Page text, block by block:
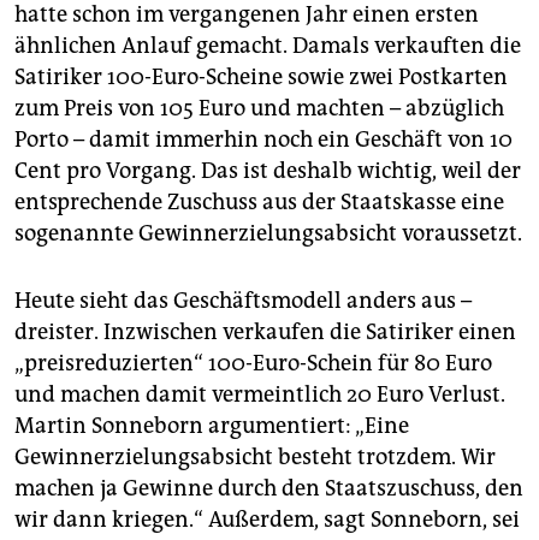
hatte schon im vergangenen Jahr einen ersten
ähnlichen Anlauf gemacht. Damals verkauften die
Satiriker 100-Euro-Scheine sowie zwei Postkarten
zum Preis von 105 Euro und machten – abzüglich
Porto – damit immerhin noch ein Geschäft von 10
Cent pro Vorgang. Das ist deshalb wichtig, weil der
entsprechende Zuschuss aus der Staatskasse eine
sogenannte Gewinnerzielungsabsicht voraussetzt.
Heute sieht das Geschäftsmodell anders aus –
dreister. Inzwischen verkaufen die Satiriker einen
„preisreduzierten“ 100-Euro-Schein für 80 Euro
und machen damit vermeintlich 20 Euro Verlust.
Martin Sonneborn argumentiert: „Eine
Gewinnerzielungsabsicht besteht trotzdem. Wir
machen ja Gewinne durch den Staatszuschuss, den
wir dann kriegen.“ Außerdem, sagt Sonneborn, sei